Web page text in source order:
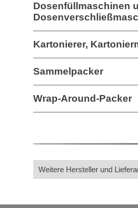
Dosenfüllmaschinen
Kartonierer,
Sammelpacker
Wrap-Around-Packer
Weitere Hersteller und